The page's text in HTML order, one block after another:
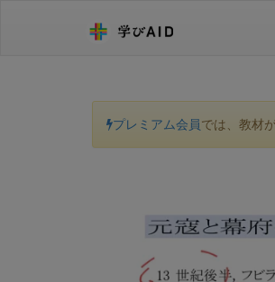
プレミアム会員では、教材